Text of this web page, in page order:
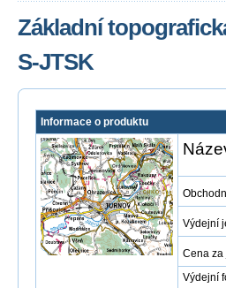
Základní
S-JTSK
Informace o produktu
Výdejní
Cena za
Výdejní